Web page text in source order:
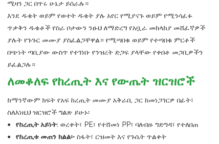
ሚዛን ጋር በጥሩ ሁኔታ ይሰራሉ።
እንደ ዱቄት ወይም የወተት ዱቄት ያሉ አየር የሚያናጉ ወይም የሚንሳፈፉ
ጥቃቅን ዱቄቶች የስራ ቦታውን ንፁህ ለማድረግ የአቧራ መከላከያ መሸፈኛዎች
ያሉት የጉጉር መሙያ ያስፈልጋቸዋል። የሚጣበቁ ወይም የተጣበቁ ምርቶች
በጭነት ጣቢያው ውስጥ የተገነቡ የንዝረት ድጋፍ ያላቸው የቀበቶ መጋቢዎችን
ይፈልጋሉ።
ለመቆለፍ የከረጢት እና የውጤት ዝርዝሮች
ከማንኛውም ክፍት የአፍ ከረጢት መሙያ አቅራቢ ጋር ከመነጋገርዎ በፊት፣
ስለእነዚህ ዝርዝሮች ግልጽ ይሁኑ፡
የከረጢት አይነት: ወረቀት፣ PE፣ የተሸመነ PP፣ ባለብዙ ግድግዳ፣ የተለበጠ
የከረጢቱ መጠን ክልል፡- ስፋት፣ ርዝመት እና የጉሴት ጥልቀት